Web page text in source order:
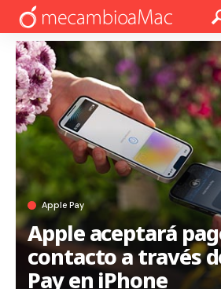
Apple Pay
Apple aceptará
contacto a través
Pay en iPhone